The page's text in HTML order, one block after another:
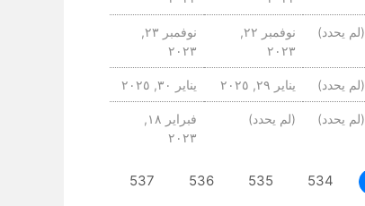
(لم يحدد)
نوفمبر ٢٢,
٢٠٢٣
نوفمبر ٢٣,
٢٠٢٣
(لم يحدد) يناير ٢٩, ٢٠٢٥ يناير ٣٠, ٢٠٢٥
(لم يحدد) (لم يحدد)
فبراير ١٨,
٢٠٢٣
534
535
536
537